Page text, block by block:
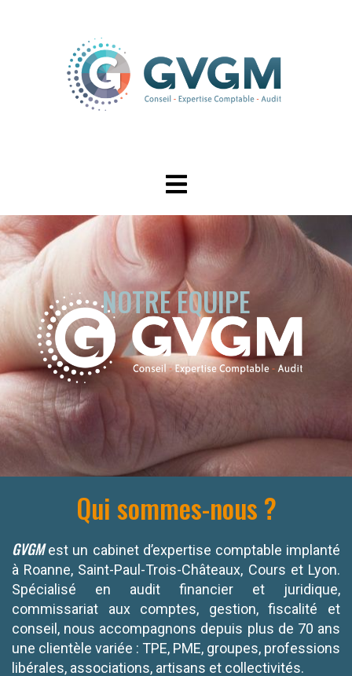
NOTRE EQUIPE
Qui sommes-nous ?
GVGMest un cabinet d’expertise comptable implanté
à Roanne, Saint-Paul-Trois-Châteaux, Cours et Lyon.
Spécialisé en audit financier et juridique,
commissariat aux comptes, gestion, fiscalité et
conseil, nous accompagnons depuis plus de 70 ans
une clientèle variée : TPE, PME, groupes, professions
libérales, associations, artisans et collectivités.